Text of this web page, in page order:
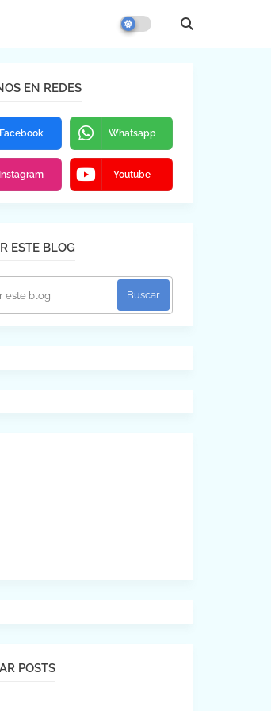
EN REDES
Facebook Whatsapp
Instagram Youtube
ESTE BLOG
POSTS